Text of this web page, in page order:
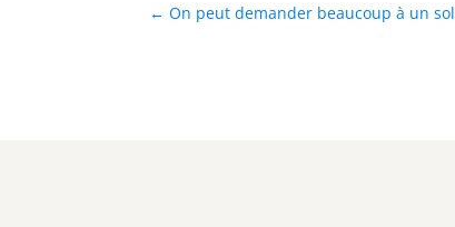
←On peut demander beaucoup à un